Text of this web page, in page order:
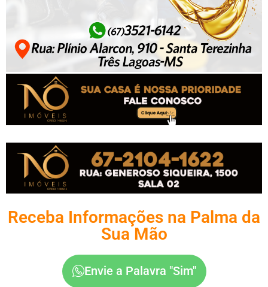
Receba Informações na Palma da
Sua Mão
Envie a Palavra "Sim"